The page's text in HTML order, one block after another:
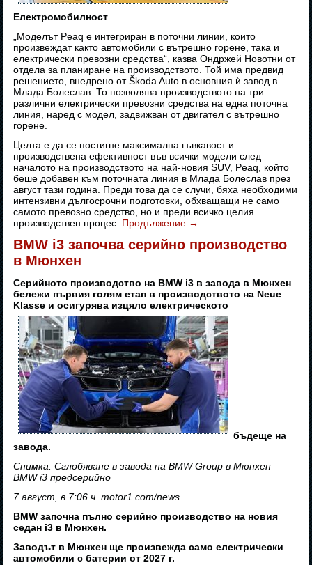
Електромобилност
„Моделът Peaq е интегриран в поточни линии, които
произвеждат както автомобили с вътрешно горене, така и
електрически превозни средства“, казва Ондржей Новотни от
отдела за планиране на производството. Той има предвид
решението, внедрено от Škoda Auto в основния ѝ завод в
Млада Болеслав. То позволява производството на три
различни електрически превозни средства на една поточна
линия, наред с модел, задвижван от двигател с вътрешно
горене.
Целта е да се постигне максимална гъвкавост и
производствена ефективност във всички модели след
началото на производството на най-новия SUV, Peaq, който
беше добавен към поточната линия в Млада Болеслав през
август тази година. Преди това да се случи, бяха необходими
интензивни дългосрочни подготовки, обхващащи не само
самото превозно средство, но и преди всичко целия
производствен процес. Продължение →
BMW i3 започва серийно производство
в Мюнхен
Серийното производство на BMW i3 в завода в Мюнхен
бележи първия голям етап в производството на Neue
Klasse и осигурява изцяло електрическото
бъдеще на
завода.
Снимка: Сглобяване в завода на BMW Group в Мюнхен –
BMW i3 предсерийно
7 август, в 7:06 ч. motor1.com/news
BMW започна пълно серийно производство на новия
седан i3 в Мюнхен.
Заводът в Мюнхен ще произвежда само електрически
автомобили с батерии от 2027 г.